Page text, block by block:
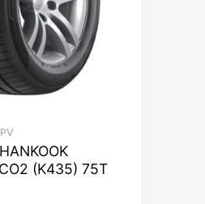
(K435) 75T